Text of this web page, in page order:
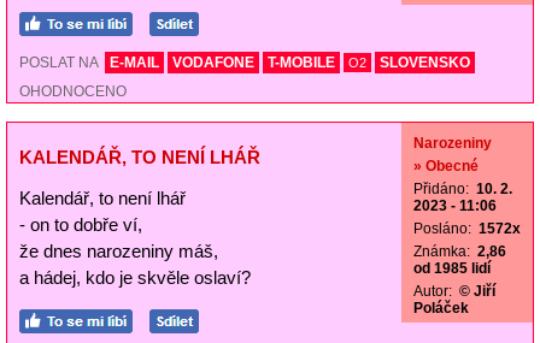
POSLAT NA E-MAIL VODAFONE T-MOBILE O2
SLOVENSKO
OHODNOCENO
KALENDÁŘ, TO NENÍ LHÁŘ
Kalendář, to není lhář
- on to dobře ví,
že dnes narozeniny máš,
a hádej, kdo je skvěle oslaví?
Narozeniny
» Obecné
Přidáno: 10. 2.
2023 - 11:06
Posláno: 1572x
Známka: 2,86
od 1985 lidí
Autor: © Jiří
Poláček